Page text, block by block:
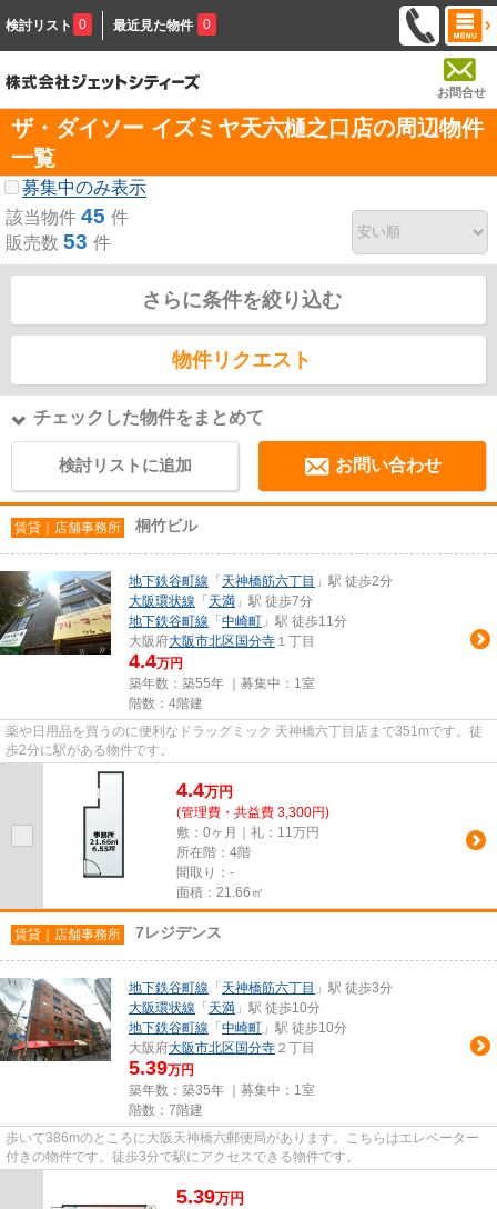
検討リスト 0 最近見た物件 0
お問合せ
ザ・ダイソー イズミヤ天六樋之口店の周辺物件
一覧
募集中のみ表示
該当物件 45 件
販売数 53 件
さらに条件を絞り込む
物件リクエスト
チェックした物件をまとめて
検討リストに追加 お問い合わせ
賃貸｜店舗事務所 桐竹ビル
地下鉄谷町線 「 天神橋筋六丁目 」駅 徒歩2分
大阪環状線 「 天満 」駅 徒歩7分
地下鉄谷町線 「 中崎町 」駅 徒歩11分
大阪府大阪市北区 国分寺 １丁目
4.4万円
築年数：築55年 ｜募集中： 1室
階数：4階建
薬や日用品を買うのに便利なドラッグミック 天神橋六丁目店まで351mです。徒
歩2分に駅がある物件です。
4.4万円
(管理費・共益費 3,300円)
敷：0ヶ月｜礼：11万円
所在階：4階
間取り：-
面積：21.66㎡
賃貸｜店舗事務所 7レジデンス
地下鉄谷町線 「 天神橋筋六丁目 」駅 徒歩3分
大阪環状線 「 天満 」駅 徒歩10分
地下鉄谷町線 「 中崎町 」駅 徒歩10分
大阪府大阪市北区 国分寺 ２丁目
5.39万円
築年数：築35年 ｜募集中： 1室
階数：7階建
歩いて386mのところに大阪天神橋六郵便局があります。こちらはエレベーター
付きの物件です。徒歩3分で駅にアクセスできる物件です。
5.39万円